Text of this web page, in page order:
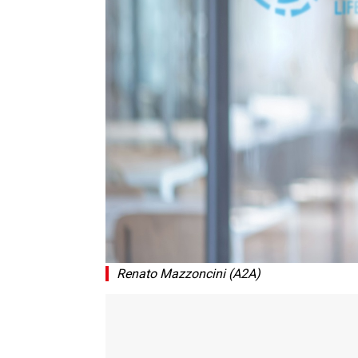
Renato Mazzoncini (A2A)